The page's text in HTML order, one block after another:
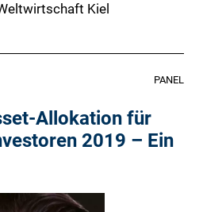
Kiel
PANEL
Allokation für
2019 – Ein